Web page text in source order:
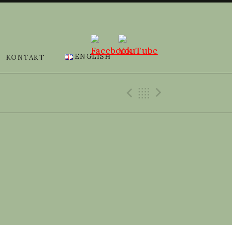
KONTAKT ENGLISH
Previous Gig
Back